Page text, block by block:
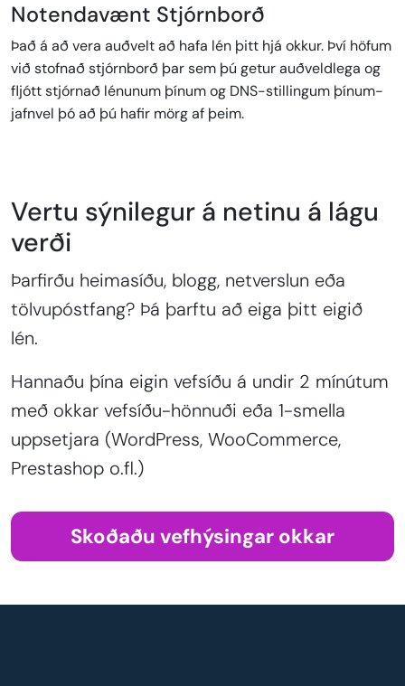
Notendavænt Stjórnborð
Það á að vera auðvelt að hafa lén þitt hjá okkur. Því höfum
við stofnað stjórnborð þar sem þú getur auðveldlega og
fljótt stjórnað lénunum þínum og DNS-stillingum þínum-
jafnvel þó að þú hafir mörg af þeim.
Vertu sýnilegur á netinu á lágu
verði
Þarfirðu heimasíðu, blogg, netverslun eða
tölvupóstfang? Þá þarftu að eiga þitt eigið
lén.
Hannaðu þína eigin vefsíðu á undir 2 mínútum
með okkar vefsíðu-hönnuði eða 1-smella
uppsetjara (WordPress, WooCommerce,
Prestashop o.fl.)
Skoðaðu vefhýsingar okkar